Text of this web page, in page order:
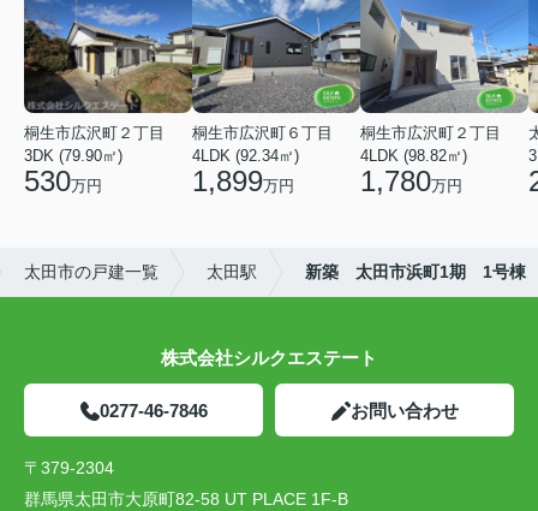
桐生市広沢町２丁目
3DK (79.90㎡)
530万円
桐生市広沢町６丁目
4LDK (92.34㎡)
1,899万円
桐生市広沢町２丁目
4LDK (98.82㎡)
1,780万円
太田市の戸建一覧 太田駅 新築 太田市浜町1期 1号棟
株式会社シルクエステート
0277-46-7846 お問い合わせ
〒379-2304
群馬県太田市大原町82-58 UT PLACE 1F-B